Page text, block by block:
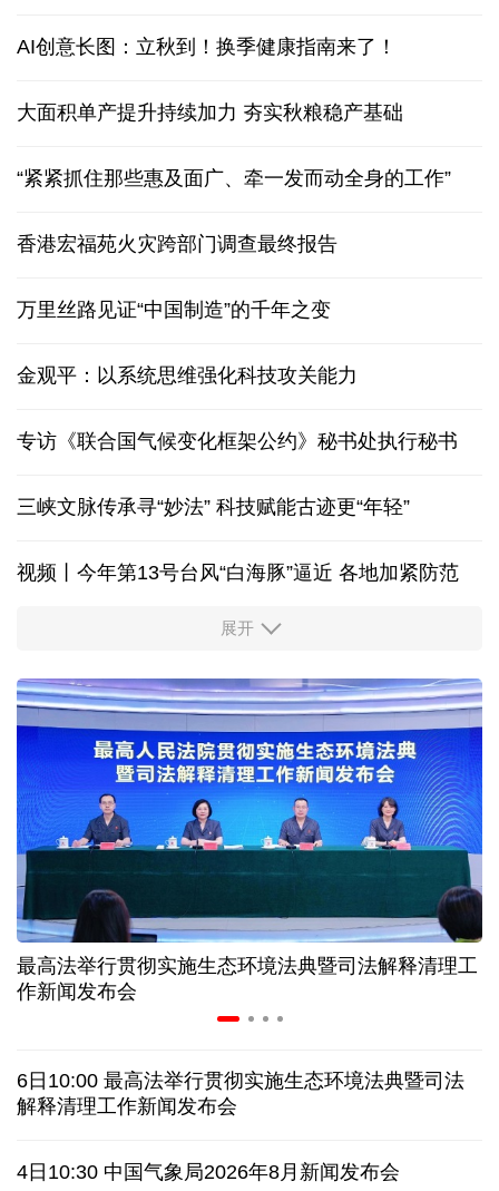
AI创意长图：立秋到！换季健康指南来了！
大面积单产提升持续加力 夯实秋粮稳产基础
“紧紧抓住那些惠及面广、牵一发而动全身的工作”
香港宏福苑火灾跨部门调查最终报告
万里丝路见证“中国制造”的千年之变
金观平：以系统思维强化科技攻关能力
专访《联合国气候变化框架公约》秘书处执行秘书
三峡文脉传承寻“妙法” 科技赋能古迹更“年轻”
视频丨今年第13号台风“白海豚”逼近 各地加紧防范
柔性制造，高效匹配差异化需求
高温下用电负荷创新高 解码今夏的清凉底气
活力中国调研行丨弯道超车 如何“皖”美提速
7月份中国仓储指数保持扩张 行业运行韧性较强
小球赛撬动大消费 体育赛事激活城市发展新动能
“电影+文旅”深度融合 光影经济撬动暑期消费新蓝海
俄黑客称获取北约直接参与袭击俄领土证据
全球媒体聚焦︱外媒：美国劳动力市场正在走弱
展开
最高法举行贯彻实施生态环境法典暨司法解释清理工
作新闻发布会
6日10:00 最高法举行贯彻实施生态环境法典暨司法
解释清理工作新闻发布会
4日10:30 中国气象局2026年8月新闻发布会